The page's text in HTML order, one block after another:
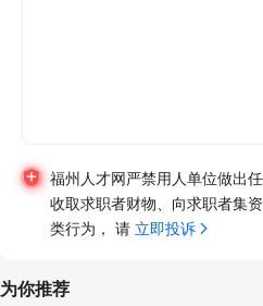
福州人才网严禁用人单位做出
收取求职者财物、向求职者集
类行为， 请 立即投诉
为你推荐